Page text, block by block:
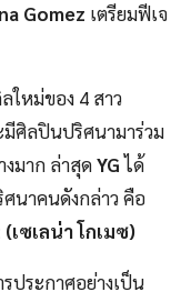
Gomez เตรียมฟีเจ
ใหม่ของ 4 สาว
ศิลปินปริศนามาร่วม
มาก ล่าสุดYGได้
นาคนดังกล่าว คือ
เซเลน่า โกเมซ)
ประกาศอย่างเป็น